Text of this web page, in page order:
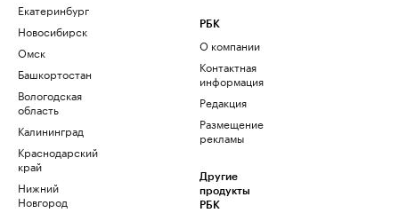
Екатеринбург
Новосибирск
Омск
Башкортостан
Вологодская
область
Калининград
Краснодарский
край
Нижний
Новгород
РБК
О компании
Контактная
информация
Редакция
Размещение
рекламы
Другие
продукты
РБК